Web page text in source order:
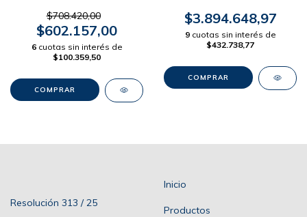
$708.420,00
$602.157,00
6 cuotas sin interés de
$100.359,50
Dial Terracota 42mm
$3.894.648,97
9 cuotas sin interés de
$432.738,77
Resolución 313 / 25
Inicio
Productos